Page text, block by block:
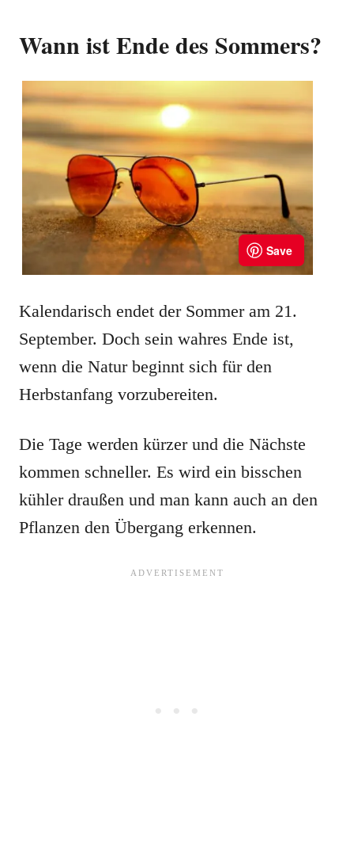
Wann ist Ende des Sommers?
Kalendarisch endet der Sommer am 21.
September. Doch sein wahres Ende ist,
wenn die Natur beginnt sich für den
Herbstanfang vorzubereiten.
Die Tage werden kürzer und die Nächste
kommen schneller. Es wird ein bisschen
kühler draußen und man kann auch an den
Pflanzen den Übergang erkennen.